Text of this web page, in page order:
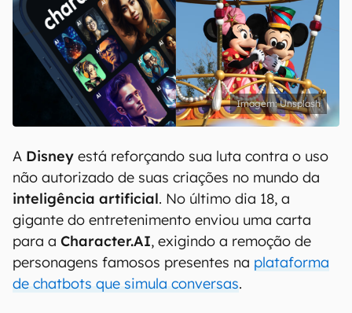
Unsplash
A Disney está reforçando sua luta contra o uso
não autorizado de suas criações no mundo da
inteligência artificial. No último dia 18, a
gigante do entretenimento enviou uma carta
para a Character.AI, exigindo a remoção de
personagens famosos presentes na plataforma
de chatbots que simula conversas.